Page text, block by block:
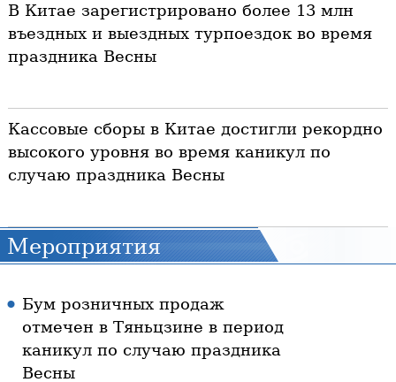
В Китае зарегистрировано более 13 млн
въездных и выездных турпоездок во время
праздника Весны
Кассовые сборы в Китае достигли рекордно
высокого уровня во время каникул по
случаю праздника Весны
Мероприятия
Бум розничных продаж
отмечен в Тяньцзине в период
каникул по случаю праздника
Весны